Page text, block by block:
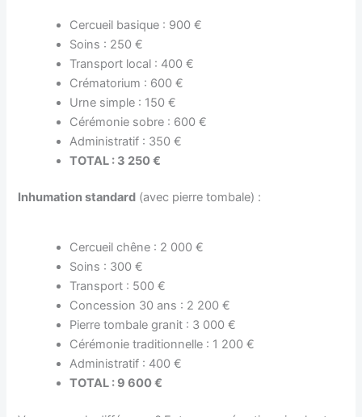
Cercueil basique : 900 €
Soins : 250 €
Transport local : 400 €
Crématorium : 600 €
Urne simple : 150 €
Cérémonie sobre : 600 €
Administratif : 350 €
TOTAL : 3 250 €
Inhumation standard (avec pierre tombale) :
Cercueil chêne : 2 000 €
Soins : 300 €
Transport : 500 €
Concession 30 ans : 2 200 €
Pierre tombale granit : 3 000 €
Cérémonie traditionnelle : 1 200 €
Administratif : 400 €
TOTAL : 9 600 €